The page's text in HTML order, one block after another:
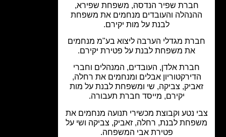
חברת שפיר הנדסה, משפחת שפירא,
והעובדים מנחמים את משפחת
לבנת על מות יקירם.
מגדלי הערבה ליצוא בע"מ מנחמים
את משפחת לבנת על פטירת יקירם.
חברת אלדן, העובדים, המנהלים וחברי
אבלים ומנחמים את רחלה,
צביקה, שי ומשפחת לבנת על מות
יקירם, מייסד חברת תעבורה.
נטע וקבוצת מכשירי תנועה מנחמים את
לבנת, רחלה, זאביק, צביקה ושי על
פטירת אבי המשפחה.